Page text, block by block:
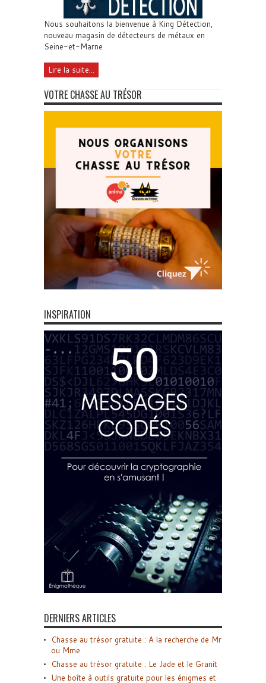
Nous souhaitons la bienvenue à King Détection,
nouveau magasin de détecteurs de métaux en
Seine-et-Marne
Lire la suite...
VOTRE CHASSE AU TRÉSOR
INSPIRATION
DERNIERS ARTICLES
Chasse au trésor gratuite : A la recherche de Mr
ou Mme
Chasse au trésor gratuite : Le Jade et le Granit
Une boîte à outils gratuite pour les énigmes et